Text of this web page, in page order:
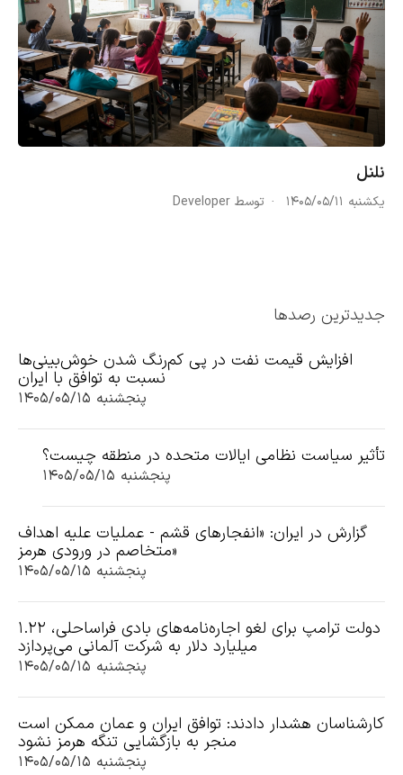
جدیدترین رصدها
افزایش قیمت نفت در پی کم‌رنگ شدن خوش‌بینی‌ها
نسبت به توافق با ایران
پنجشنبه ۱۴۰۵/۰۵/۱۵
تأثیر سیاست نظامی ایالات متحده در منطقه چیست؟
پنجشنبه ۱۴۰۵/۰۵/۱۵
گزارش در ایران: «انفجارهای قشم - عملیات علیه اهداف
متخاصم در ورودی هرمز»
پنجشنبه ۱۴۰۵/۰۵/۱۵
دولت ترامپ برای لغو اجاره‌نامه‌های بادی فراساحلی، ۱.۲۲
میلیارد دلار به شرکت آلمانی می‌پردازد
پنجشنبه ۱۴۰۵/۰۵/۱۵
کارشناسان هشدار دادند: توافق ایران و عمان ممکن است
منجر به بازگشایی تنگه هرمز نشود
پنجشنبه ۱۴۰۵/۰۵/۱۵
نلنل
یکشنبه ۱۴۰۵/۰۵/۱۱ توسط Developer